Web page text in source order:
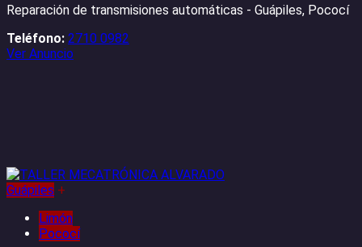
Reparación de transmisiones automáticas - Guápiles, Pococí
Teléfono: 2710 0982
Ver Anuncio
Guápiles +
Limón
Pococí